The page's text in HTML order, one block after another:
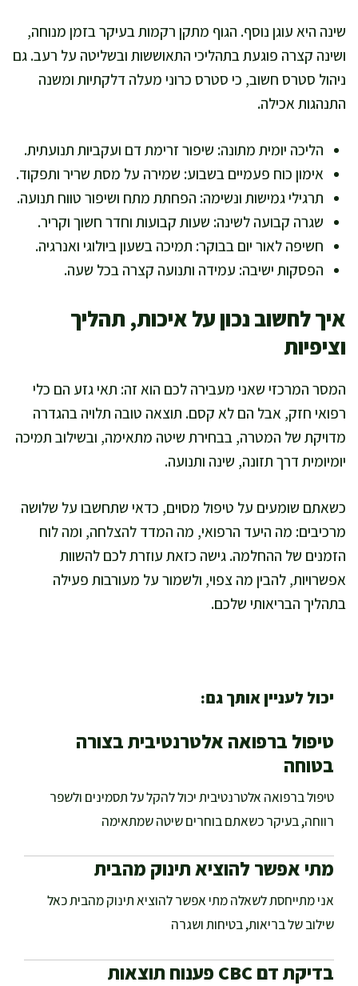
שינה היא עוגן נוסף. הגוף מתקן רקמות בעיקר בזמן מנוחה,
ושינה קצרה פוגעת בתהליכי התאוששות ובשליטה על רעב. גם
ניהול סטרס חשוב, כי סטרס כרוני מעלה דלקתיות ומשנה
התנהגות אכילה.
הליכה יומית מתונה: שיפור זרימת דם ועקביות תנועתית.
אימון כוח פעמיים בשבוע: שמירה על מסת שריר ותפקוד.
תרגילי גמישות ונשימה: הפחתת מתח ושיפור טווח תנועה.
שגרה קבועה לשינה: שעות קבועות וחדר חשוך וקריר.
חשיפה לאור יום בבוקר: תמיכה בשעון ביולוגי ואנרגיה.
הפסקות ישיבה: עמידה ותנועה קצרה בכל שעה.
איך לחשוב נכון על איכות, תהליך
וציפיות
המסר המרכזי שאני מעבירה לכם הוא זה: תאי גזע הם כלי
רפואי חזק, אבל הם לא קסם. תוצאה טובה תלויה בהגדרה
מדויקת של המטרה, בבחירת שיטה מתאימה, ובשילוב תמיכה
יומיומית דרך תזונה, שינה ותנועה.
כשאתם שומעים על טיפול מסוים, כדאי שתחשבו על שלושה
מרכיבים: מה היעד הרפואי, מה המדד להצלחה, ומה לוח
הזמנים של ההחלמה. גישה כזאת עוזרת לכם להשוות
אפשרויות, להבין מה צפוי, ולשמור על מעורבות פעילה
בתהליך הבריאותי שלכם.
יכול לעניין אותך גם:
טיפול ברפואה אלטרנטיבית בצורה
בטוחה
טיפול ברפואה אלטרנטיבית יכול להקל על תסמינים ולשפר
רווחה, בעיקר כשאתם בוחרים שיטה שמתאימה
מתי אפשר להוציא תינוק מהבית
אני מתייחסת לשאלה מתי אפשר להוציא תינוק מהבית כאל
שילוב של בריאות, בטיחות ושגרה
בדיקת דם CBC פענוח תוצאות